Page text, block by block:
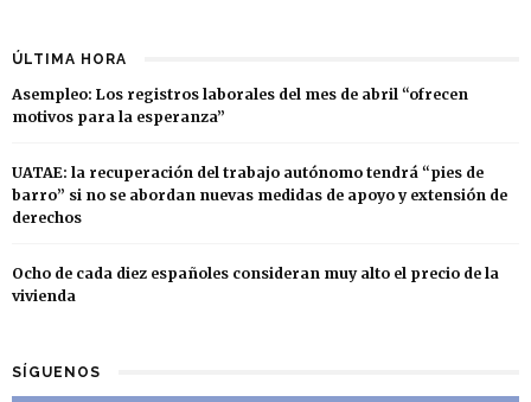
ÚLTIMA HORA
Asempleo: Los registros laborales del mes de abril “ofrecen
motivos para la esperanza”
UATAE: la recuperación del trabajo autónomo tendrá “pies de
barro” si no se abordan nuevas medidas de apoyo y extensión de
derechos
Ocho de cada diez españoles consideran muy alto el precio de la
vivienda
SÍGUENOS